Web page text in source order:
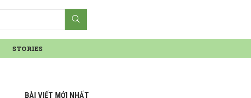
STORIES
BÀI VIẾT MỚI NHẤT